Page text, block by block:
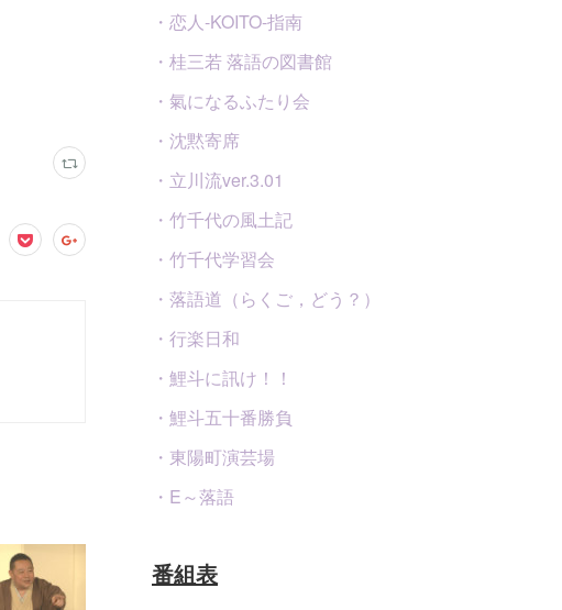
・恋人-KOITO-指南
・桂三若 落語の図書館
・氣になるふたり会
・沈黙寄席
・立川流ver.3.01
・竹千代の風土記
・竹千代学習会
・落語道（らくご，どう？）
・行楽日和
・鯉斗に訊け！！
・鯉斗五十番勝負
・東陽町演芸場
・E～落語
番組表